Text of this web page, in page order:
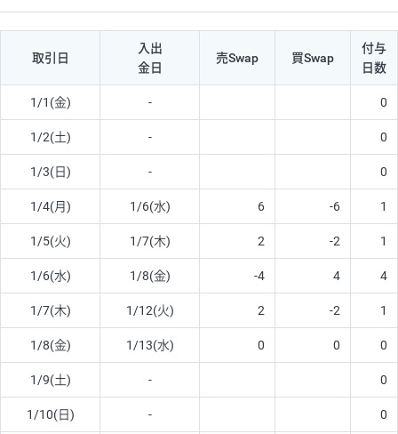
取引日
入出
金日
売Swap 買Swap
付与
日数
1/1(金) - 0
1/2(土) - 0
1/3(日) - 0
1/4(月) 1/6(水) 6 -6 1
1/5(火) 1/7(木) 2 -2 1
1/6(水) 1/8(金) -4 4 4
1/7(木) 1/12(火) 2 -2 1
1/8(金) 1/13(水) 0 0 0
1/9(土) - 0
1/10(日) - 0